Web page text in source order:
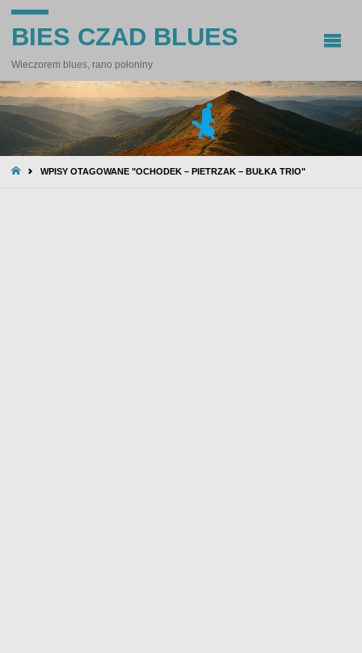
BIES CZAD BLUES
Wieczorem blues, rano połoniny
STRONA
WPISY OTAGOWANE "OCHODEK – PIETRZAK – BUŁKA TRIO"